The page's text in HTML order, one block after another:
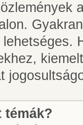
témák?